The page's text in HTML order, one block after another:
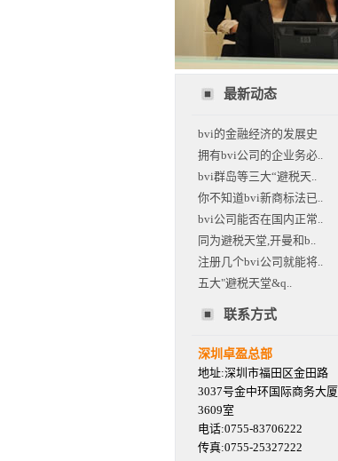
最新动态
bvi的金融经济的发展史
拥有bvi公司的企业务必..
bvi群岛等三大“避税天..
你不知道bvi新商标法已..
bvi公司能否在国内正常..
同为避税天堂,开曼和b..
注册几个bvi公司就能将..
五大"避税天堂&q..
联系方式
深圳卓盈总部
地址:深圳市福田区金田路
3037号金中环国际商务大厦
3609室
电话:0755-83706222
传真:0755-25327222